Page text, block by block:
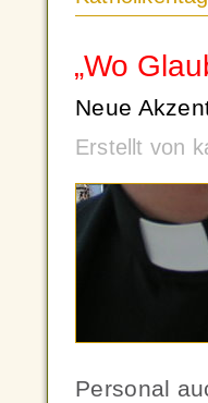
„Wo
Neue
Erstellt von
Personal